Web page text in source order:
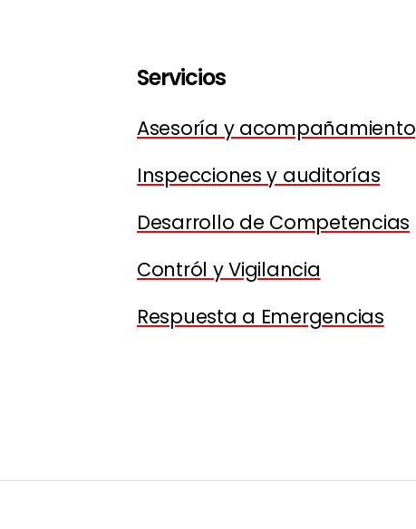
Servicios
Asesoría y acompañamiento
Inspecciones y auditorías
Desarrollo de Competencias
Contról y Vigilancia
Respuesta a Emergencias